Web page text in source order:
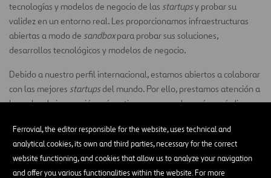
Ferrovial, the editor responsible for the website, uses technical and
analytical cookies, its own and third parties, necessary for the correct
website functioning, and cookies that allow us to analyze your navigation
and offer you various functionalities within the website. For more
tecnologías y modelos de negocio de las startupsy probar su
validez en un entorno real. Les proporcionamos infraestructuras
abiertas a modo de sandboxpara probar sus soluciones,
desarrollos tecnológicos y modelos de negocio.
Debido a nuestro perfil internacional, estamos abiertos a colaborar
con las mejores startupsdel mundo. Por ello, prestamos atención a
los polos de innovación más activos como son los países nórdicos,
los eventos más importantes del mundo emprendedor como
pueden serMWC,4YFN,Slush,South Summit,Ecomotion, entre
otros.